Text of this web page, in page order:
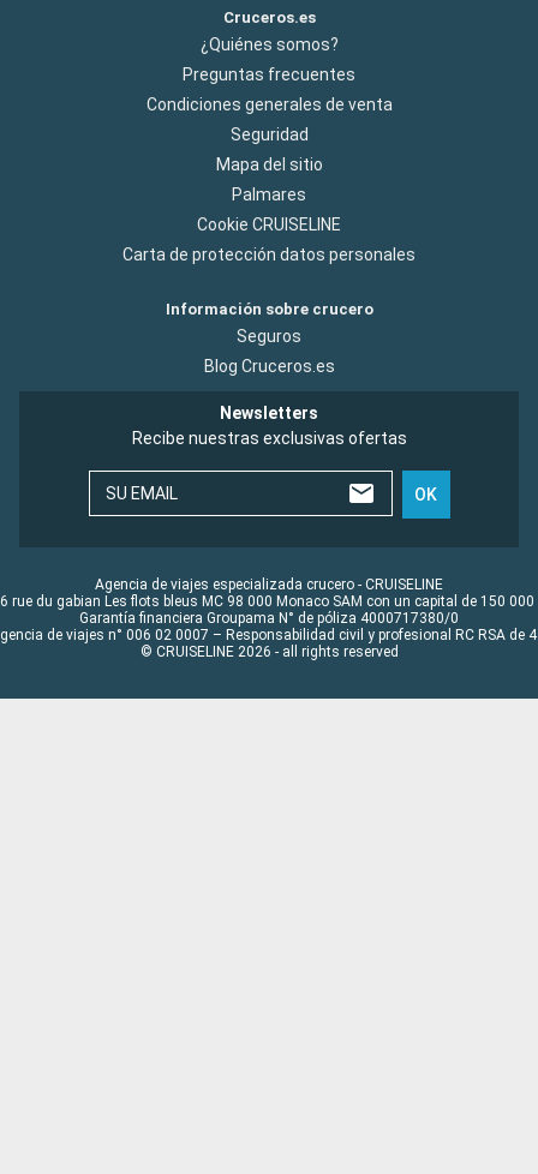
Cruceros.es
¿Quiénes somos?
Preguntas frecuentes
Condiciones generales de venta
Seguridad
Mapa del sitio
Palmares
Cookie CRUISELINE
Carta de protección datos personales
Información sobre crucero
Seguros
Blog Cruceros.es
Newsletters
Recibe nuestras exclusivas ofertas
SU EMAIL OK
Agencia de viajes especializada crucero - CRUISELINE
rue du gabian Les flots bleus MC 98 000 Monaco SAM con un capital de 150 000
Garantía financiera Groupama N° de póliza 4000717380/0
de viajes n° 006 02 0007 – Responsabilidad civil y profesional RC RSA de
© CRUISELINE 2026 - all rights reserved